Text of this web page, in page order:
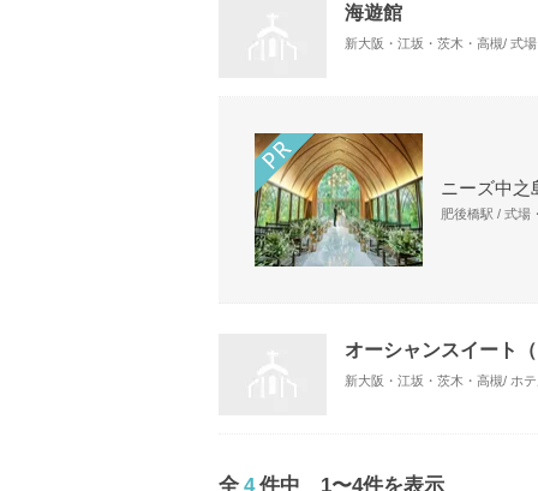
海遊館
新大阪・江坂・茨木・高槻/ 式
ニーズ中之
肥後橋駅 / 式場
オーシャンスイート
新大阪・江坂・茨木・高槻/ ホ
全 4 件中 1〜4件を表示